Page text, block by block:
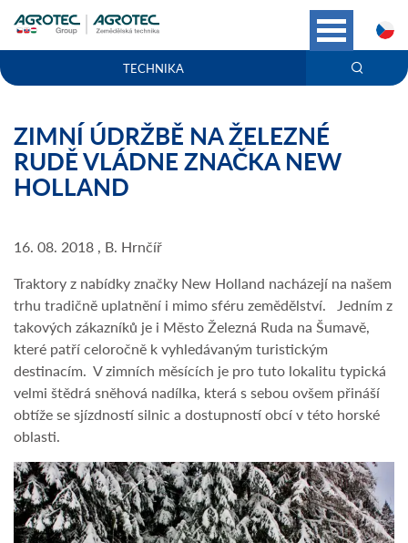
TECHNIKA
ZIMNÍ ÚDRŽBĚ NA ŽELEZNÉ
RUDĚ VLÁDNE ZNAČKA NEW
HOLLAND
16. 08. 2018 , B. Hrnčíř
Traktory z nabídky značky New Holland nacházejí na našem
trhu tradičně uplatnění i mimo sféru zemědělství. Jedním z
takových zákazníků je i Město Železná Ruda na Šumavě,
které patří celoročně k vyhledávaným turistickým
destinacím. V zimních měsících je pro tuto lokalitu typická
velmi štědrá sněhová nadílka, která s sebou ovšem přináší
obtíže se sjízdností silnic a dostupností obcí v této horské
oblasti.